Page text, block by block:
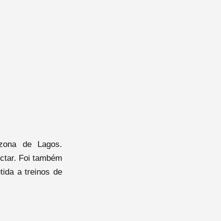
de Lagos.
Foi também
a treinos de